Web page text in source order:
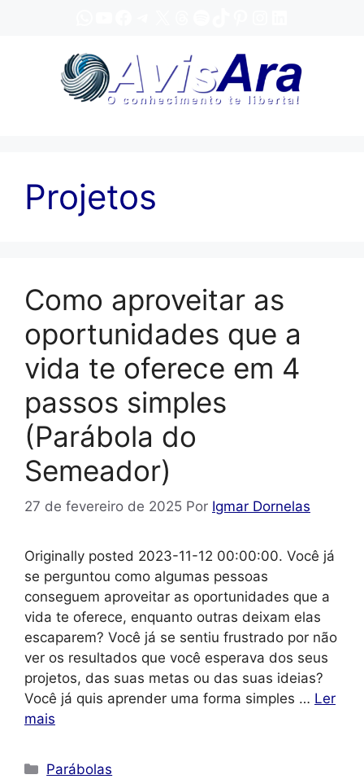
Projetos
Como aproveitar as
oportunidades que a
vida te oferece em 4
passos simples
(Parábola do
Semeador)
27 de fevereiro de 2025 Por Igmar Dornelas
Originally posted 2023-11-12 00:00:00. Você já
se perguntou como algumas pessoas
conseguem aproveitar as oportunidades que a
vida te oferece, enquanto outras deixam elas
escaparem? Você já se sentiu frustrado por não
ver os resultados que você esperava dos seus
projetos, das suas metas ou das suas ideias?
Você já quis aprender uma forma simples … Ler
mais
Categorias
Parábolas